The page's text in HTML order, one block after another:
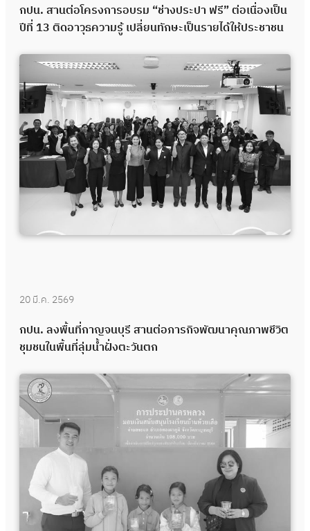
กปน. สานต่อโครงการอบรม “ช่างประปา ฟรี” ต่อเนื่องเป็น
ปีที่ 13 ติดอาวุธความรู้ เปลี่ยนทักษะเป็นรายได้ให้ประชาชน
20 มี.ค. 2569
กปน. ลงพื้นที่กาญจนบุรี สานต่อภารกิจพัฒนาคุณภาพชีวิต
ชุมชนในพื้นที่ลุ่มน้ำฝั่งตะวันตก